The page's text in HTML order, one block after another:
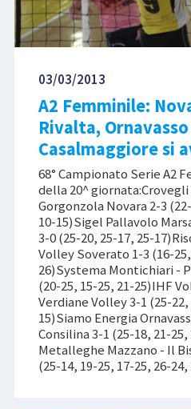
03/03/2013
A2 Femminile:
Rivalta,
Casalmaggiore si
68° Campionato Serie A2
della 20^
Gorgonzola Novara 2-3
10-15)Sigel Pallavolo
3-0 (25-20, 25-17, 25-
Volley Soverato 1-3 (16-
26)Systema Montichiari -
(20-25, 15-25, 21-25)IHF
Verdiane Volley 3-1 (25-22,
15)Siamo Energia
Consilina 3-1 (25-18, 21-
Metalleghe Mazzano - Il
(25-14, 19-25, 17-25, 26-24,